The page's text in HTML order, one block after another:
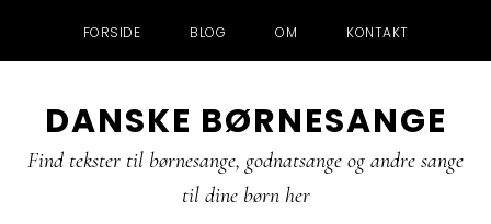
FORSIDE BLOG OM KONTAKT
direkte
til
indhold
direkte
til
direkte
til
DANSKE BØRNESANGE
Find tekster til børnesange, godnatsange og andre sange
til dine børn her